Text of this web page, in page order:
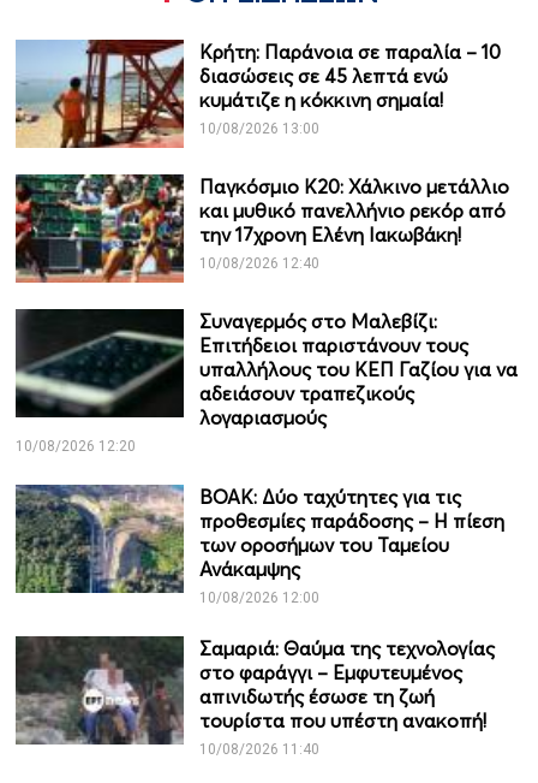
Κρήτη: Παράνοια σε παραλία – 10
διασώσεις σε 45 λεπτά ενώ
κυμάτιζε η κόκκινη σημαία!
10/08/2026 13:00
Παγκόσμιο Κ20: Χάλκινο μετάλλιο
και μυθικό πανελλήνιο ρεκόρ από
την 17χρονη Ελένη Ιακωβάκη!
10/08/2026 12:40
Συναγερμός στο Μαλεβίζι:
Επιτήδειοι παριστάνουν τους
υπαλλήλους του ΚΕΠ Γαζίου για να
αδειάσουν τραπεζικούς
λογαριασμούς
10/08/2026 12:20
ΒΟΑΚ: Δύο ταχύτητες για τις
προθεσμίες παράδοσης – Η πίεση
των οροσήμων του Ταμείου
Ανάκαμψης
10/08/2026 12:00
Σαμαριά: Θαύμα της τεχνολογίας
στο φαράγγι – Εμφυτευμένος
απινιδωτής έσωσε τη ζωή
τουρίστα που υπέστη ανακοπή!
10/08/2026 11:40